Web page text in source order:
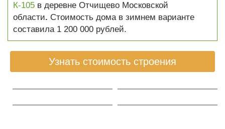
К-105 в деревне Отчищево Московской
области. Стоимость дома в зимнем варианте
составила 1 200 000 рублей.
Узнать стоимость строения